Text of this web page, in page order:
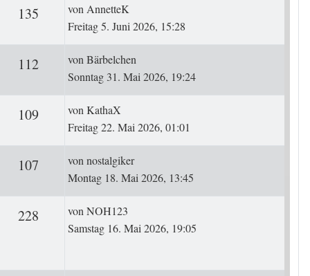
135 ZugriffeLetzter Beitrag
vonAnnetteK
Freitag 5. Juni 2026, 15:28
112ZugriffeLetzter Beitrag
vonBärbelchen
Sonntag 31. Mai 2026, 19:24
109ZugriffeLetzter Beitrag
vonKathaX
Freitag 22. Mai 2026, 01:01
107 ZugriffeLetzter Beitrag
vonnostalgiker
Montag 18. Mai 2026, 13:45
228 ZugriffeLetzter Beitrag
vonNOH123
Samstag 16. Mai 2026, 19:05